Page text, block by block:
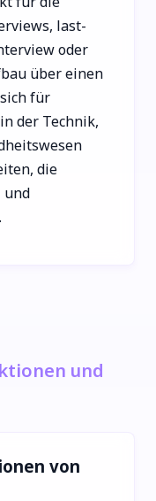
last-
oder
über einen
für
der Technik,
die
und
und
von